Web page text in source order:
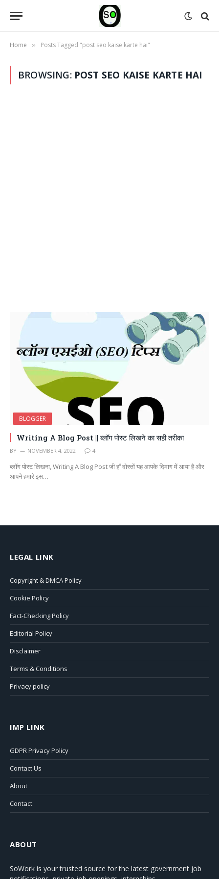
Home » Posts Tagged "post seo kaise karte hai"
BROWSING: POST SEO KAISE KARTE HAI
BLOGGER
Writing A Blog Post || ब्लॉग पोस्ट लिखने का सही तरीका
BY NOVEMBER 4, 2022 4
ब्लॉग पोस्ट लिखना, Writing A Blog Post जी हाँ दोस्तों यह आपके दिमाग में आया है और
आपने हमारे इस…
LEGAL LINK
Copyright & DMCA Policy
Cookie Policy
Fact-Checking Policy
Editorial Policy
Disclaimer
Terms & Conditions
Privacy policy
IMP LINK
GDPR Privacy Policy
Contact Us
About
Contact
ABOUT
SoWork is your trusted source for the latest government job